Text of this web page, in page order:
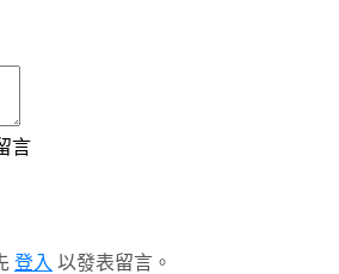
言
登入 以發表留言。